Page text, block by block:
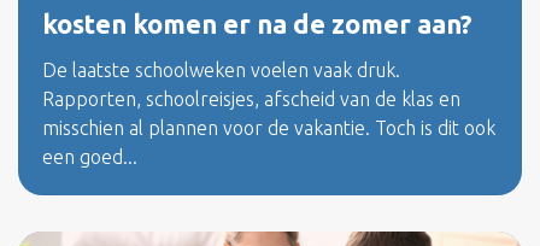
kosten komen er na de zomer aan?
De laatste schoolweken voelen vaak druk.
Rapporten, schoolreisjes, afscheid van de klas en
misschien al plannen voor de vakantie. Toch is dit ook
een goed...